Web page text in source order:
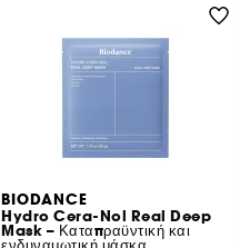
BIODANCE
Hydro Cera-Nol Real Deep
Mask – Καταπραϋντική και